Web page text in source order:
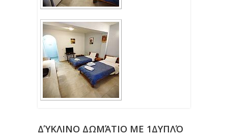
ΔΎΚΛΙΝΟ ΔΩΜΆΤΙΟ ΜΕ 1ΔΥΠΛΌ